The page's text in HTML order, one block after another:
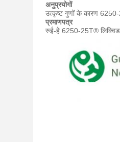
अनुप्रयोगों
उत्कृष्ट गुणों के कारण 6250-
प्रमाणपत्र
रुई-हे 6250-25T® लिक्विड